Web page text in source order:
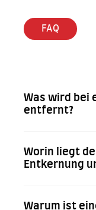
FAQ
Was wird bei
entfernt?
Worin liegt
Entkernung
Warum ist